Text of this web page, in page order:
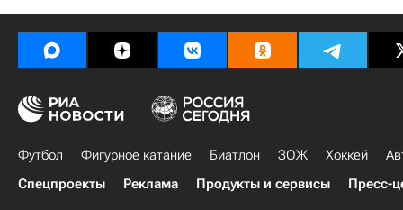
Футбол Фигурное катание Биатлон ЗОЖ Хоккей
Спецпроекты
Реклама Продукты и сервисы Пресс-